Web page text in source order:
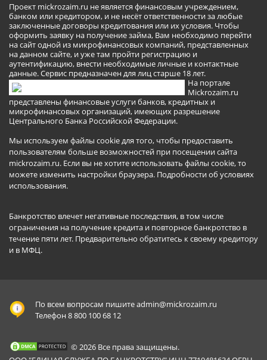
Проект mickrozaim.ru не является финансовым учреждением,
банком или кредитором, и не несёт ответственности за любые
заключенные договоры кредитования или их условия. Чтобы
оформить заявку на получение займа, Вам необходимо перейти
на сайт одной из микрофинансовых компаний, представленных
на данном сайте, и уже там пройти регистрацию и
аутентификацию, внести необходимые личные и контактные
данные. Сервис предназначен для лиц старше 18 лет.
На портале
Mickrozaim.ru
представлены финансовые услуги банков, кредитных и
микрофинансовых организаций, имеющих разрешение
Центрального Банка Российской Федерации.
Мы используем файлы cookie для того, чтобы предоставить
пользователям больше возможностей при посещении сайта
mickrozaim.ru. Если вы не хотите использовать файлы cookie, то
можете изменить настройки браузера. Подробности об условиях
использования.
Банкротство влечет негативные последствия, в том числе
ограничения на получение кредита и повторное банкротство в
течение пяти лет. Предварительно обратитесь к своему кредитору
и в МФЦ.
По всем вопросам пишитеadmin@mickrozaim.ru
Телефон 8 800 100 68 12
© 2026 Все права защищены.